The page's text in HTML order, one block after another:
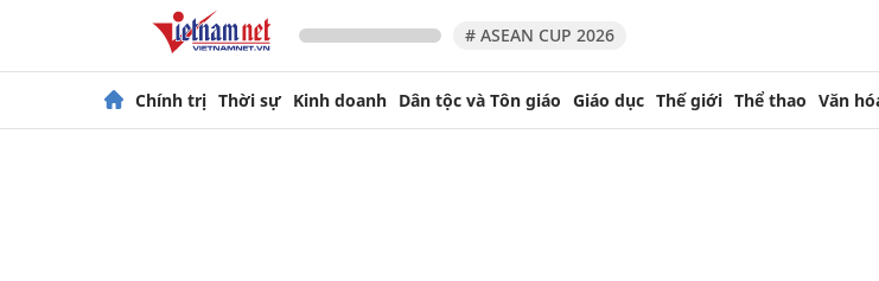
# ASEAN CUP 2026
Chính trị Thời sự Kinh doanh Dân tộc và Tôn giáo Giáo dục Thế giới Thể thao Văn